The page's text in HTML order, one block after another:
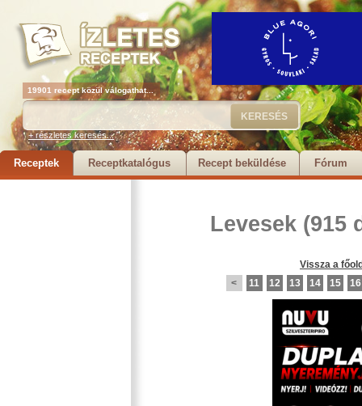
19901 recept közül válogathat...
+ részletes keresés...
Receptek Receptkatalógus Recept beküldése Fórum
Levesek (915
Vissza a
<
11 12 13 14 15 16